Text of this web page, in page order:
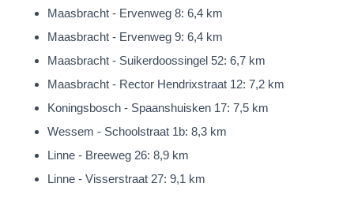
Maasbracht - Ervenweg 8: 6,4 km
Maasbracht - Ervenweg 9: 6,4 km
Maasbracht - Suikerdoossingel 52: 6,7 km
Maasbracht - Rector Hendrixstraat 12: 7,2 km
Koningsbosch - Spaanshuisken 17: 7,5 km
Wessem - Schoolstraat 1b: 8,3 km
Linne - Breeweg 26: 8,9 km
Linne - Visserstraat 27: 9,1 km